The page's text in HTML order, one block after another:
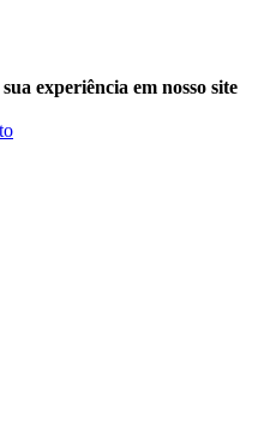
experiência em nosso site